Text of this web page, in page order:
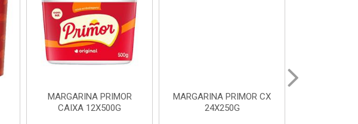
MARGARINA PRIMOR CX
24X250G
MARGARINA DELICIA
CAIXA 24X250G